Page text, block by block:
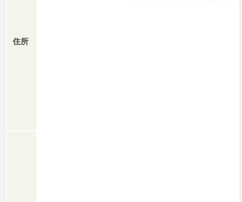
住所